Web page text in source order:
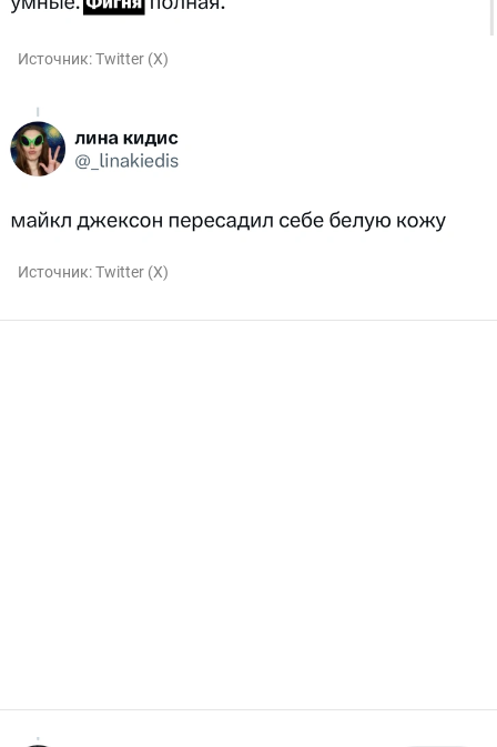
Источник:Twitter (X)
Источник:Twitter (X)